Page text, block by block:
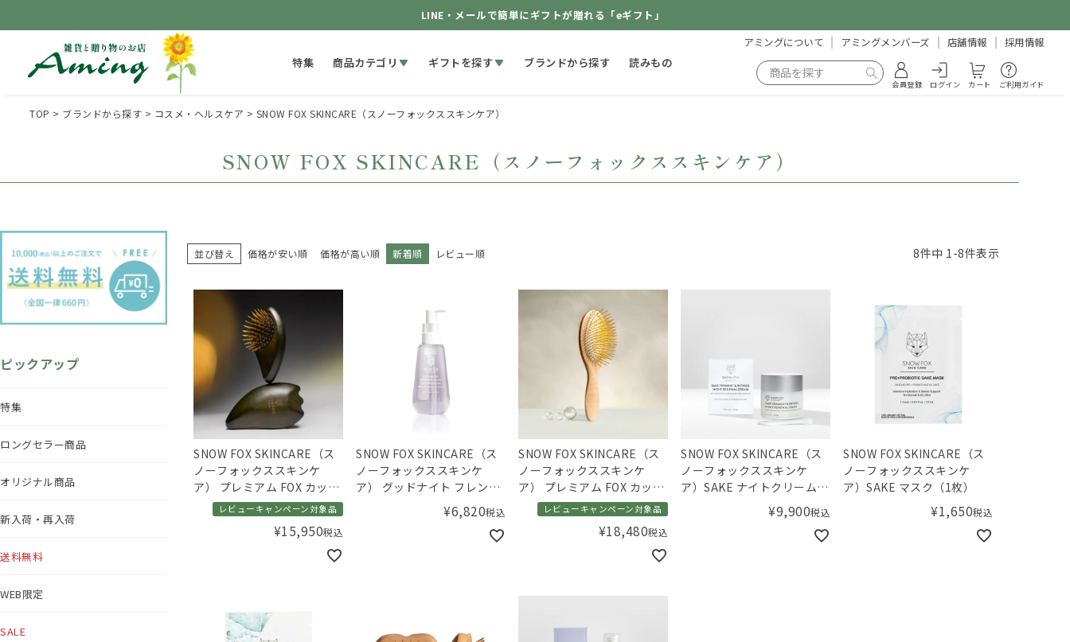
LINE・メールで簡単にギフトが贈れる「eギフト」
特集 商品カテゴリ ギフトを探す ブランドから探す 読みもの
アミングについて アミングメンバーズ 店舗情報 採用情報
会員登録 ログイン カート ご利用ガイド
TOP ブランドから探す コスメ・ヘルスケア SNOW FOX SKINCARE（スノーフォックススキンケア）
SNOW FOX SKINCARE（スノーフォックススキンケア）
ピックアップ
特集
ロングセラー商品
オリジナル商品
新入荷・再入荷
送料無料
WEB限定
SALE
並び替え 価格が安い順 価格が高い順 新着順 レビュー順 8件中 1-8件表示
SNOW FOX SKINCARE（ス
ノーフォックススキンケ
ア） プレミアム FOX カッサ
ゴースト ヘアブラシ ブラッ
レビューキャンペーン対象品
¥15,950税込
SNOW FOX SKINCARE（ス
ノーフォックススキンケ
ア） グッドナイト フレンチ
ガーデン フェイシャル クレ
ンジング オイル 100mL
¥6,820税込
SNOW FOX SKINCARE（ス
ノーフォックススキンケ
ア） プレミアム FOX カッサ
ウッド ヘアブラシ
レビューキャンペーン対象品
¥18,480税込
SNOW FOX SKINCARE（ス
ノーフォックススキンケ
ア）SAKE ナイトクリーム
¥9,900税込
SNOW FOX SKINCARE（ス
ノーフォックススキンケ
ア）SAKE マスク（1枚）
¥1,650税込